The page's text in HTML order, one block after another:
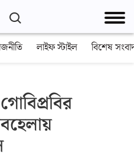
লাইফ স্টাইল বিশেষ